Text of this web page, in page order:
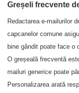
Greșeli frecvente
Redactarea e-mailurilor
capcanelor comune
bine gândit poate face o
O greșeală frecventă
mailuri generice poate
Personalizarea arată